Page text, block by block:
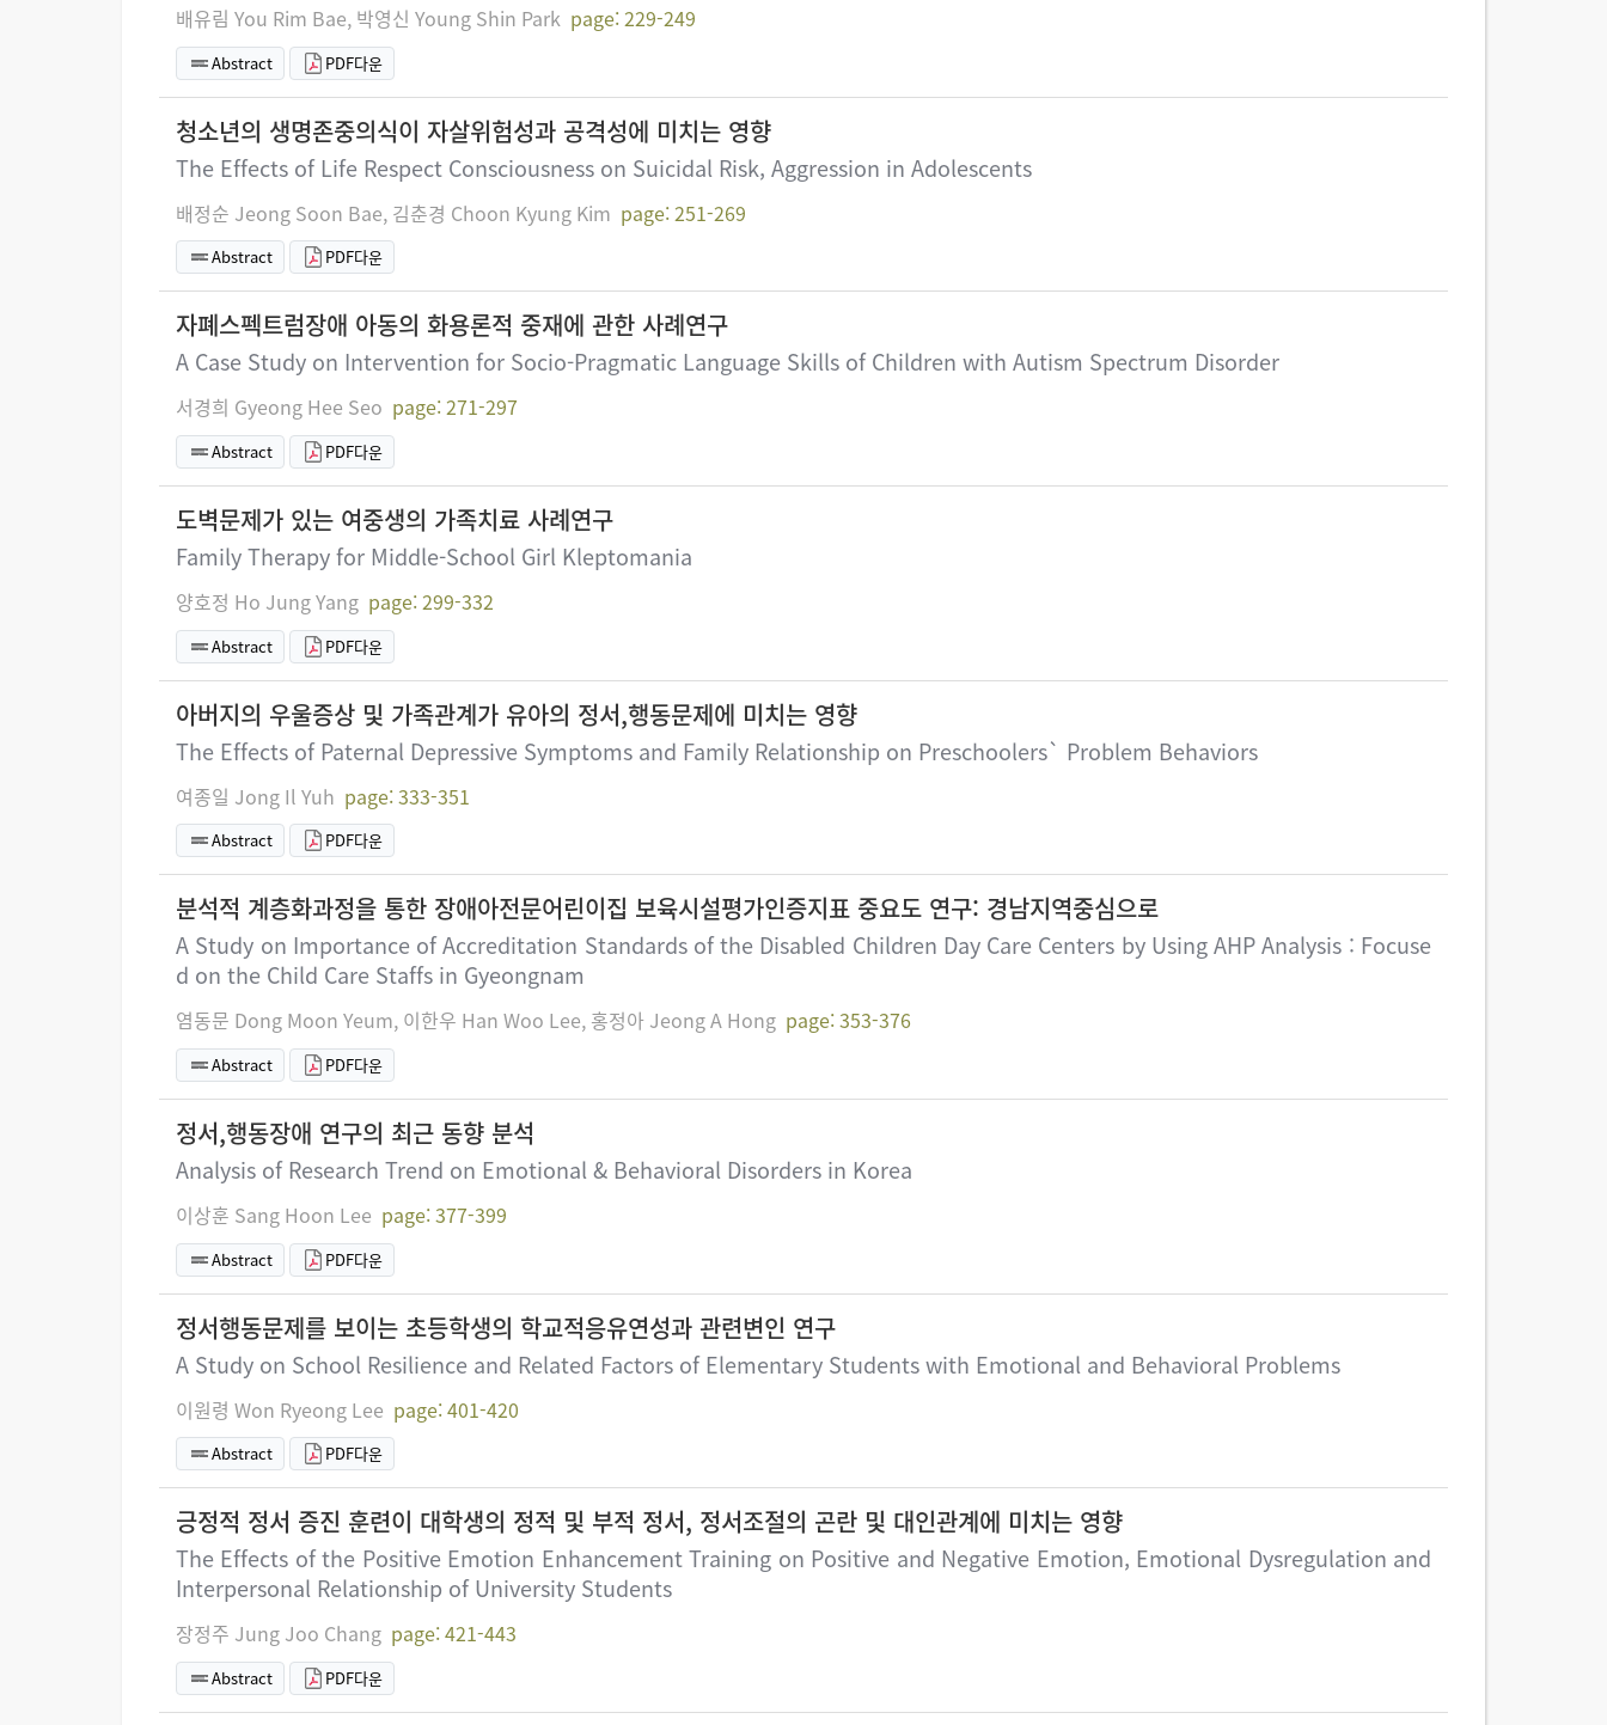
배유림 You Rim Bae, 박영신 Young Shin Park page: 229-249
Abstract PDF다운
청소년의 생명존중의식이 자살위험성과 공격성에 미치는 영향
The Effects of Life Respect Consciousness on Suicidal Risk, Aggression in Adolescents
배정순 Jeong Soon Bae, 김춘경 Choon Kyung Kim page: 251-269
Abstract PDF다운
자폐스펙트럼장애 아동의 화용론적 중재에 관한 사례연구
A Case Study on Intervention for Socio-Pragmatic Language Skills of Children with Autism Spectrum Disorder
서경희 Gyeong Hee Seo page: 271-297
Abstract PDF다운
도벽문제가 있는 여중생의 가족치료 사례연구
Family Therapy for Middle-School Girl Kleptomania
양호정 Ho Jung Yang page: 299-332
Abstract PDF다운
아버지의 우울증상 및 가족관계가 유아의 정서,행동문제에 미치는 영향
The Effects of Paternal Depressive Symptoms and Family Relationship on Preschoolers` Problem Behaviors
여종일 Jong Il Yuh page: 333-351
Abstract PDF다운
분석적 계층화과정을 통한 장애아전문어린이집 보육시설평가인증지표 중요도 연구: 경남지역중심으로
A Study on Importance of Accreditation Standards of the Disabled Children Day Care Centers by Using AHP Analysis : Focuse
d on the Child Care Staffs in Gyeongnam
염동문 Dong Moon Yeum, 이한우 Han Woo Lee, 홍정아 Jeong A Hong page: 353-376
Abstract PDF다운
정서,행동장애 연구의 최근 동향 분석
Analysis of Research Trend on Emotional & Behavioral Disorders in Korea
이상훈 Sang Hoon Lee page: 377-399
Abstract PDF다운
정서행동문제를 보이는 초등학생의 학교적응유연성과 관련변인 연구
A Study on School Resilience and Related Factors of Elementary Students with Emotional and Behavioral Problems
이원령 Won Ryeong Lee page: 401-420
Abstract PDF다운
긍정적 정서 증진 훈련이 대학생의 정적 및 부적 정서, 정서조절의 곤란 및 대인관계에 미치는 영향
The Effects of the Positive Emotion Enhancement Training on Positive and Negative Emotion, Emotional Dysregulation and
Interpersonal Relationship of University Students
장정주 Jung Joo Chang page: 421-443
Abstract PDF다운